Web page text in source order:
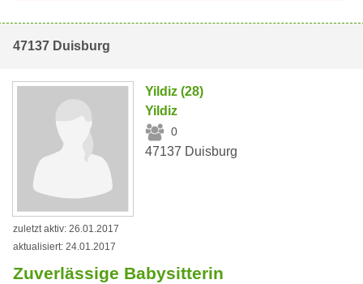
47137 Duisburg
Yildiz (28)
Yildiz
0
47137 Duisburg
zuletzt aktiv: 26.01.2017
aktualisiert: 24.01.2017
Zuverlässige Babysitterin